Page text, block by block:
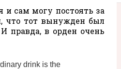
и сам могу постоять за
что тот вынужден был
правда, в орден очень